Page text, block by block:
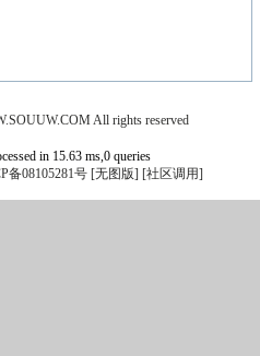
All rights reserved
in 15.63 ms,0 queries
备08105281号 [无图版] [社区调用]